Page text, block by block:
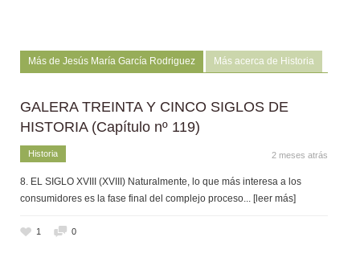
Más de Jesús María García Rodriguez Más acerca de Historia
GALERA TREINTA Y CINCO SIGLOS DE
HISTORIA (Capítulo nº 119)
Historia 2 meses atrás
8. EL SIGLO XVIII (XVIII) Naturalmente, lo que más interesa a los
consumidores es la fase final del complejo proceso... [leer más]
1 0